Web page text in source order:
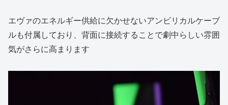
エヴァのエネルギー供給に欠かせないアンビリカルケーブ
ルも付属しており、背面に接続することで劇中らしい雰囲
気がさらに高まります